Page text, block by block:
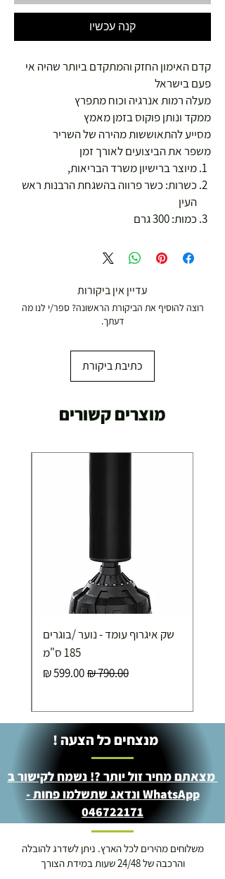
קנה עכשיו
קדם האימון החזק והמתקדם ביותר שהיה אי
פעם בישראל
מעלה רמות אנרגיה וכוח מתפרץ
ממקד ונותן פוקוס בזמן מאמץ
מסייע להתאוששות מהירה של השריר
משפר את הביצועים לאורך זמן
מיוצר ברישיון משרד הבריאות,
כשרות: כשר פרווה בהשגחת הרבנות ראש
העין
כמות: 300 גרם
עדיין אין ביקורות
רוצה להוסיף את הביקורת הראשונה? ספר/י לנו מה
דעתך.
כתיבת ביקורת
מוצרים קשורים
שק איגרוף עומד - נוער /בוגרים
185 ס"מ
מחיר רגילמחיר מבצע
מנצחים כל הצעה !
מצאתם מחיר זול יותר ?! נשמח לקישור ב
WhatsApp ונדאג שתשלמו פחות -
046722171
משלוחים מהירים לכל הארץ. ניתן לשדרג להובלה
והרכבה של 24/48 שעות במידת הצורך